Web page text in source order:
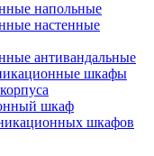
напольные
настенные
антивандальные
шкафы
шкаф
шкафов